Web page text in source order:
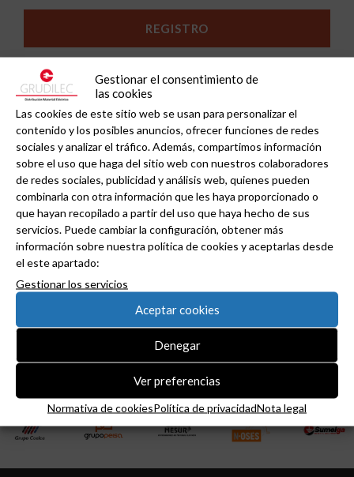
Gestionar el consentimiento de
las cookies
Las cookies de este sitio web se usan para personalizar el
contenido y los posibles anuncios, ofrecer funciones de redes
sociales y analizar el tráfico. Además, compartimos información
sobre el uso que haga del sitio web con nuestros colaboradores
de redes sociales, publicidad y análisis web, quienes pueden
combinarla con otra información que les haya proporcionado o
que hayan recopilado a partir del uso que haya hecho de sus
servicios. Puede cambiar la configuración, obtener más
información sobre nuestra política de cookies y aceptarlas desde
el este apartado:
Gestionar los servicios
Aceptar cookies
Denegar
Ver preferencias
Normativa de cookiesPolítica de privacidadNota legal
Tweets de grudilec
Haz clic en «Estoy de acuerdo» para activar
Twitter
Normativa de cookies
Estoy de acuerdo